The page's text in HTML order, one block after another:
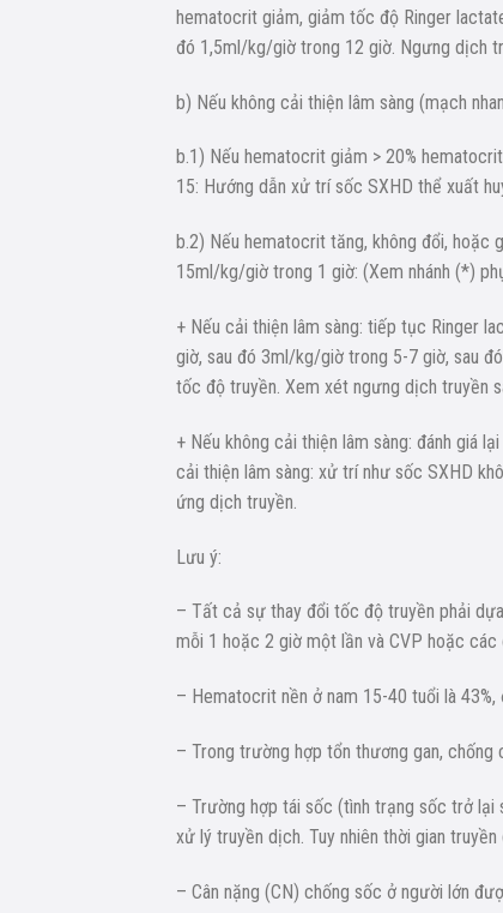
hematocrit giảm, giảm tốc độ Ringer
đó 1,5ml/kg/giờ trong 12 giờ. Ngưng dịch
b) Nếu không cải thiện lâm sàng (mạch
b.1) Nếu hematocrit giảm > 20%
15: Hướng dẫn xử trí sốc SXHD thể xuất
b.2) Nếu hematocrit tăng, không đổi, hoặc
15ml/kg/giờ trong 1 giờ: (Xem nhánh (*)
+ Nếu cải thiện lâm sàng: tiếp tục Ringer
giờ, sau đó 3ml/kg/giờ trong 5-7 giờ, sau
tốc độ truyền. Xem xét ngưng dịch truyền
+ Nếu không cải thiện lâm sàng: đánh giá
cải thiện lâm sàng: xử trí như sốc SXHD
ứng dịch truyền.
Lưu ý:
– Tất cả sự thay đổi tốc độ truyền phải
mỗi 1 hoặc 2 giờ một lần và CVP hoặc
– Hematocrit nền ở nam 15-40 tuổi là 43%,
– Trong trường hợp tổn thương gan,
– Trường hợp tái sốc (tình trạng sốc trở lại
xử lý truyền dịch. Tuy nhiên thời gian
– Cân nặng (CN) chống sốc ở người lớn